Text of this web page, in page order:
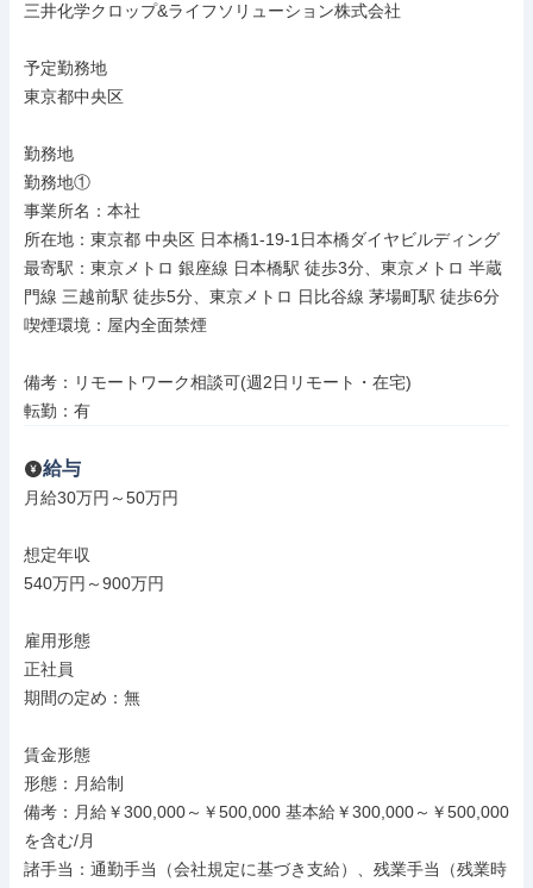
三井化学クロップ&ライフソリューション株式会社
予定勤務地
東京都中央区
勤務地
勤務地①
事業所名：本社
所在地：東京都 中央区 日本橋1-19-1日本橋ダイヤビルディング
最寄駅：東京メトロ 銀座線 日本橋駅 徒歩3分、東京メトロ 半蔵
門線 三越前駅 徒歩5分、東京メトロ 日比谷線 茅場町駅 徒歩6分
喫煙環境：屋内全面禁煙
備考：リモートワーク相談可(週2日リモート・在宅)
転勤：有
給与
月給30万円～50万円
想定年収
540万円～900万円
雇用形態
正社員
期間の定め：無
賃金形態
形態：月給制
備考：月給￥300,000～￥500,000 基本給￥300,000～￥500,000
を含む/月
諸手当：通勤手当（会社規定に基づき支給）、残業手当（残業時